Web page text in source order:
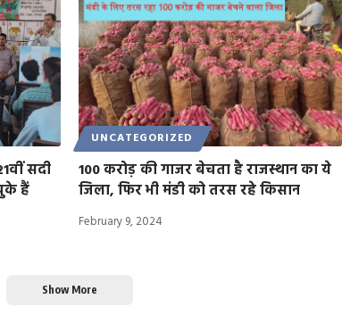
सदी
हैं
UNCATEGORIZED
100 करोड़ की गाजर बेचता है राजस्थान का ये
जिला, फिर भी मंडी को तरस रहे किसान
February 9, 2024
Show More